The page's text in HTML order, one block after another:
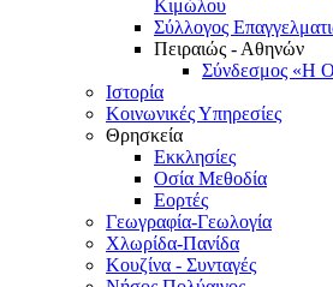
Κιμώλου
Σύλλογος
Πειραιώς - Αθηνών
Σύνδεσμος «Η
Ιστορία
Κοινωνικές Υπηρεσίες
Θρησκεία
Εκκλησίες
Οσία Μεθοδία
Εορτές
Γεωγραφία-Γεωλογία
Χλωρίδα-Πανίδα
Κουζίνα - Συνταγές